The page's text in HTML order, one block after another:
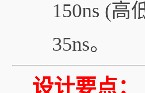
150ns (高
35ns。
设计要点：